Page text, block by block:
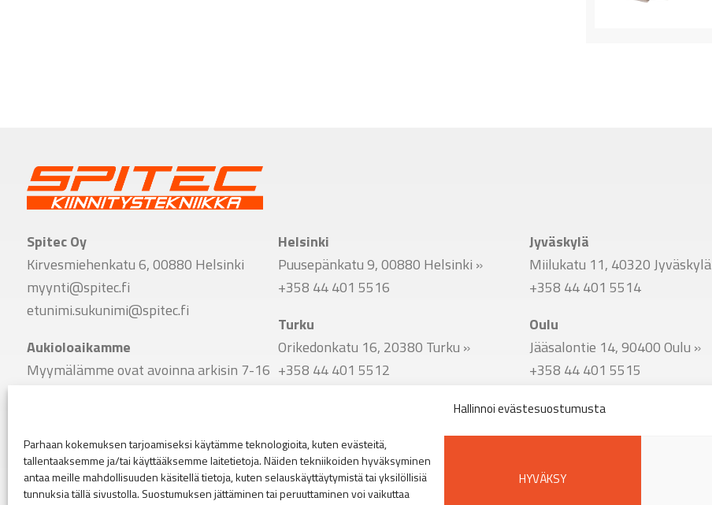
Hallinnoi evästesuostumusta
Parhaan kokemuksen tarjoamiseksi käytämme teknologioita, kuten evästeitä,
tallentaaksemme ja/tai käyttääksemme laitetietoja. Näiden tekniikoiden hyväksyminen
antaa meille mahdollisuuden käsitellä tietoja, kuten selauskäyttäytymistä tai yksilöllisiä
tunnuksia tällä sivustolla. Suostumuksen jättäminen tai peruuttaminen voi vaikuttaa
HYVÄKSY
Spitec Oy
Kirvesmiehenkatu 6, 00880 Helsinki
myynti@spitec.fi
etunimi.sukunimi@spitec.fi
Aukioloaikamme
Myymälämme ovat avoinna arkisin 7-16
Seuraa meitä
Helsinki
Puusepänkatu 9, 00880 Helsinki »
+358 44 401 5516
Turku
Orikedonkatu 16, 20380 Turku »
+358 44 401 5512
+358 44 401 5513
Jyväskylä
Miilukatu 11, 40320 Jyväskylä
+358 44 401 5514
Oulu
Jääsalontie 14, 90400 Oulu »
+358 44 401 5515